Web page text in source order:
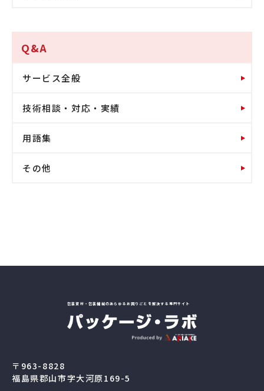
Q&A
サービス全般
技術相談・対応・実績
用語集
その他
包装資材・包装機械のあらゆるお困りごとを解決する専門サイト
〒963-8828
福島県郡山市字大河原169-5